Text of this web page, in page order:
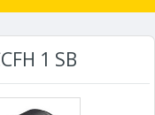
1 SB